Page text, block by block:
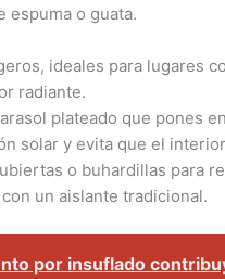
espuma o guata.
ideales para lugares
radiante.
plateado que pones
solar y evita que el
o buhardillas para
un aislante tradicional.
por insuflado